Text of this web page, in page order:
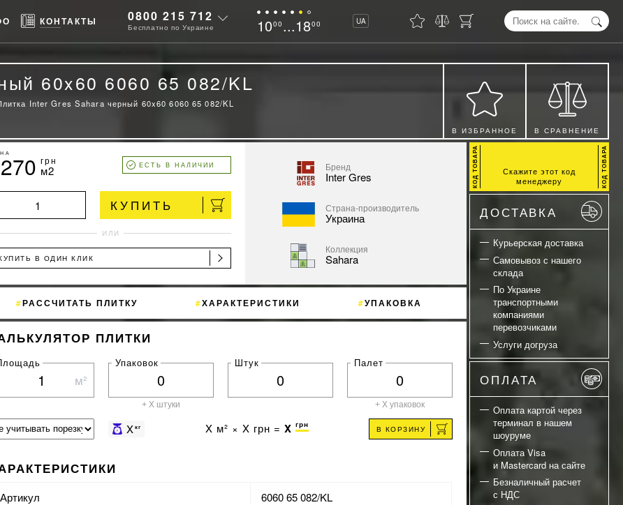
КОНТАКТЫ 0800 215 712
Бесплатно по Украине 1000 ...1800 UA
60x60 6060 65 082/KL
Inter Gres Sahara черный 60x60 6060 65 082/KL
В ИЗБРАННОЕ В СРАВНЕНИЕ
грн
м2 ЕСТЬ В НАЛИЧИИ
КУПИТЬ
ИЛИ
В ОДИН КЛИК
Бренд
Inter Gres
Страна-производитель
Украина
Коллекция
Sahara
РАССЧИТАТЬ ПЛИТКУ ХАРАКТЕРИСТИКИ УПАКОВКА
ПЛИТКИ
м²
Упаковок
+ X штуки
Штук Палет
+ X упаковок
X кг X м² × X грн = X грн В КОРЗИНУ
Артикул 6060 65 082/KL
Скажите этот код
менеджеру
ДОСТАВКА
Курьерская доставка
Самовывоз с нашего
склада
По Украине
транспортными
компаниями
перевозчиками
Услуги догруза
ОПЛАТА
Оплата картой через
терминал в нашем
шоуруме
Оплата Visa
и Mastercard на сайте
Безналичный расчет
с НДС